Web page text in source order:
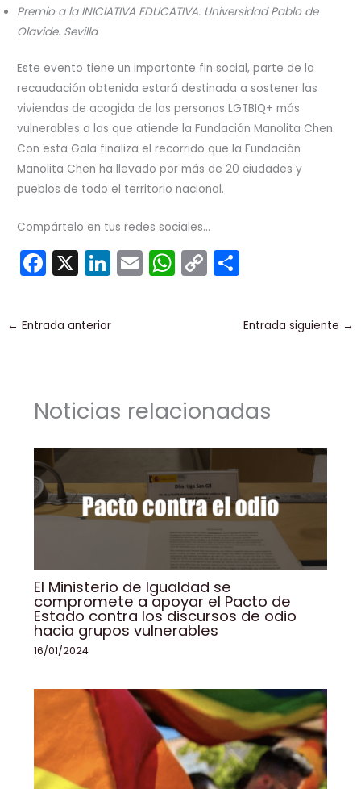
Premio a la INICIATIVA EDUCATIVA: Universidad Pablo de
Olavide. Sevilla
Este evento tiene un importante fin social, parte de la
recaudación obtenida estará destinada a sostener las
viviendas de acogida de las personas LGTBIQ+ más
vulnerables a las que atiende la Fundación Manolita Chen.
Con esta Gala finaliza el recorrido que la Fundación
Manolita Chen ha llevado por más de 20 ciudades y
pueblos de todo el territorio nacional.
Compártelo en tus redes sociales...
F
a
c
e
o
k
X Li
n
k
E
m
W
h
p
C
o
k
m
p
← Entrada anterior Entrada siguiente →
Noticias relacionadas
El Ministerio de Igualdad se
compromete a apoyar el Pacto de
Estado contra los discursos de odio
hacia grupos vulnerables
16/01/2024